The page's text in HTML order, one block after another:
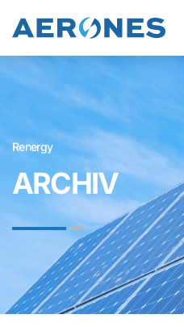
Renergy
ARCHIV